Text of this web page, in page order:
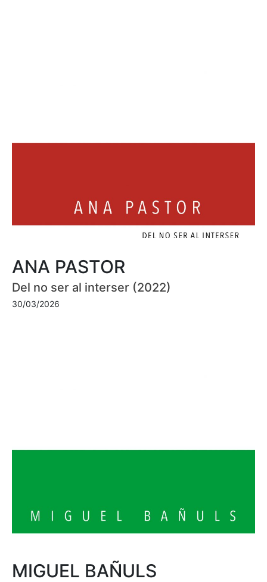
ANA PASTOR
Del no ser al interser (2022)
30/03/2026
MIGUEL BAÑULS